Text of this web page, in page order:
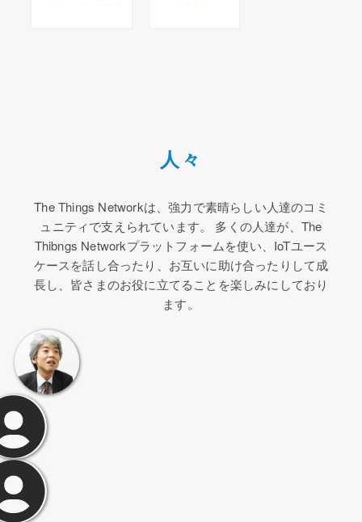
人々
The Things Networkは、強力で素晴らしい人達のコミ
ュニティで支えられています。 多くの人達が、The
Thibngs Networkプラットフォームを使い、IoTユース
ケースを話し合ったり、お互いに助け合ったりして成
長し、皆さまのお役に立てることを楽しみにしており
ます。